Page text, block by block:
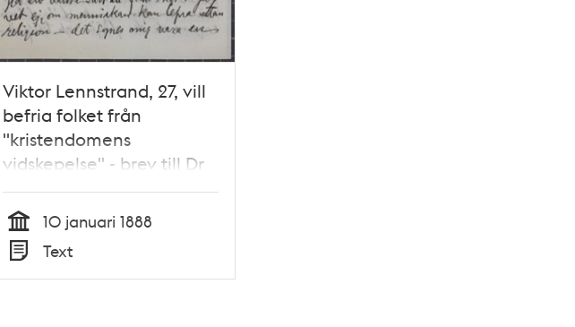
Viktor Lennstrand, 27, vill
befria folket från
"kristendomens
vidskepelse" - brev till Dr
Nyström 1888
Tid
10 januari 1888
Typ
Text